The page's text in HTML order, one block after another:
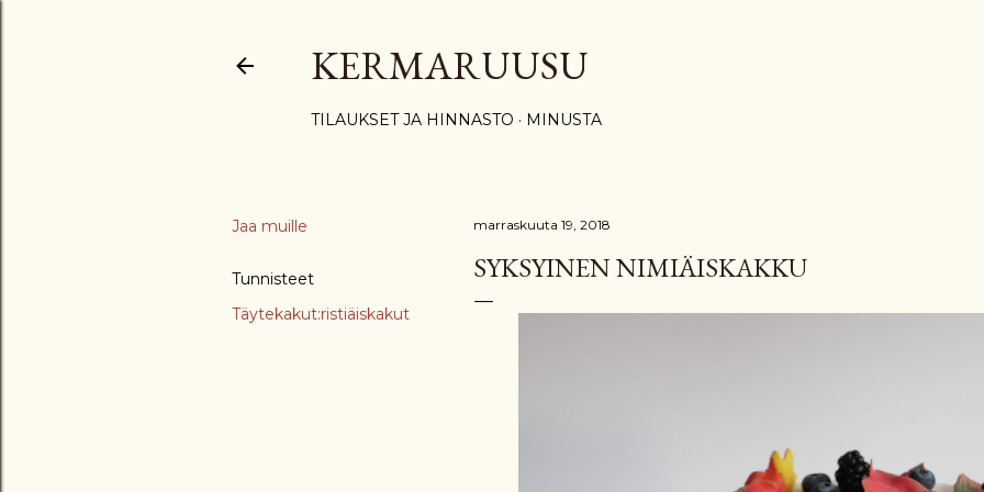
KERMARUUSU
TILAUKSET JA HINNASTO MINUSTA
Jaa muille
Tunnisteet
Täytekakut:ristiäiskakut
marraskuuta 19, 2018
SYKSYINEN NIMIÄISKAKKU